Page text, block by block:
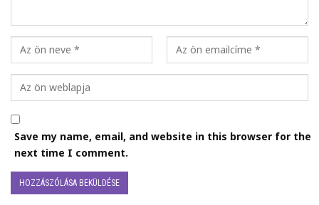
Save my name, email, and website in this browser for the
next time I comment.